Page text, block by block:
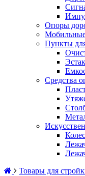
Опоры
Пункты
Средства
Товары для